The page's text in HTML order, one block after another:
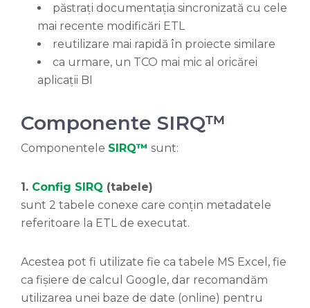
păstrați documentația sincronizată cu cele
mai recente modificări ETL
reutilizare mai rapidă în proiecte similare
ca urmare, un TCO mai mic al oricărei
aplicații BI
Componente SIRQ™
Componentele SIRQ™ sunt:
1. Config SIRQ (tabele)
sunt 2 tabele conexe care conțin metadatele
referitoare la ETL de executat.
Acestea pot fi utilizate fie ca tabele MS Excel, fie
ca fișiere de calcul Google, dar recomandăm
utilizarea unei baze de date (online) pentru